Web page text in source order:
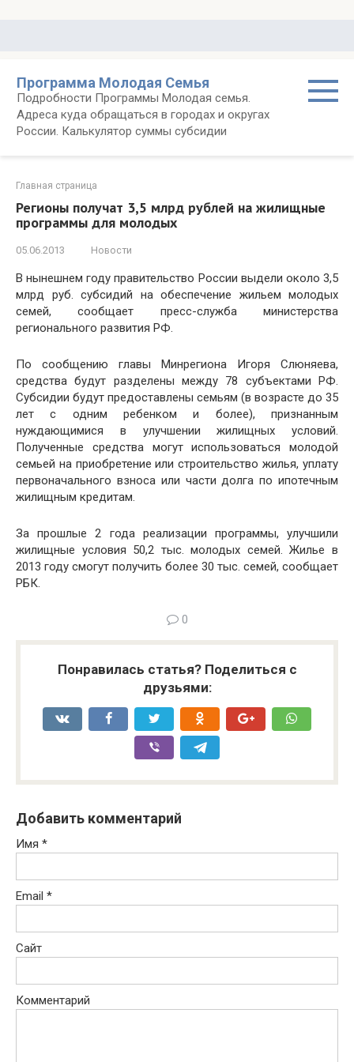
Программа Молодая Семья
Подробности Программы Молодая семья.
Адреса куда обращаться в городах и округах
России. Калькулятор суммы субсидии
Главная страница
Регионы получат 3,5 млрд рублей на жилищные
программы для молодых
05.06.2013 Новости
В нынешнем году правительство России выдели около 3,5
млрд руб. субсидий на обеспечение жильем молодых
семей, сообщает пресс-служба министерства
регионального развития РФ.
По сообщению главы Минрегиона Игоря Слюняева,
средства будут разделены между 78 субъектами РФ.
Субсидии будут предоставлены семьям (в возрасте до 35
лет с одним ребенком и более), признанным
нуждающимися в улучшении жилищных условий.
Полученные средства могут использоваться молодой
семьей на приобретение или строительство жилья, уплату
первоначального взноса или части долга по ипотечным
жилищным кредитам.
За прошлые 2 года реализации программы, улучшили
жилищные условия 50,2 тыс. молодых семей. Жилье в
2013 году смогут получить более 30 тыс. семей, сообщает
РБК.
0
Понравилась статья? Поделиться с
друзьями:
Добавить комментарий
Имя *
Email *
Сайт
Комментарий